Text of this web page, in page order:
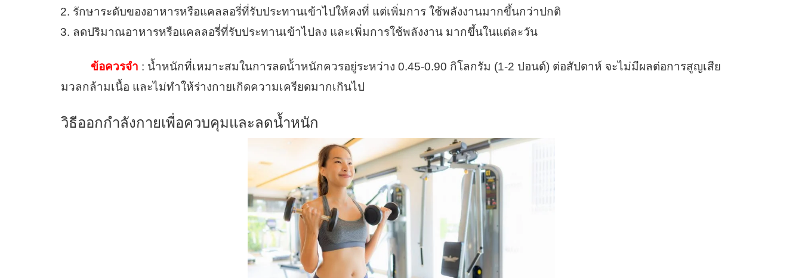
รักษาระดับของอาหารหรือแคลลอรี่ที่รับประทานเข้าไปให้คงที่ แต่เพิ่มการ ใช้พลังงานมากขึ้นกว่าปกติ
ลดปริมาณอาหารหรือแคลลอรี่ที่รับประทานเข้าไปลง และเพิ่มการใช้พลังงาน มากขึ้นในแต่ละวัน
ข้อควรจำ : น้ำหนักที่เหมาะสมในการลดน้้าหนักควรอยู่ระหว่าง 0.45-0.90 กิโลกรัม (1-2 ปอนด์) ต่อสัปดาห์ จะไม่มีผลต่อการสูญเสีย
มวลกล้ามเนื้อ และไม่ทำให้ร่างกายเกิดความเครียดมากเกินไป
วิธีออกกำลังกายเพื่อควบคุมและลดน้ำหนัก